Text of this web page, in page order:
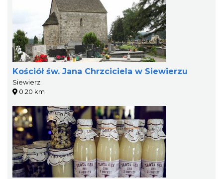
Kościół św. Jana Chrzciciela w Siewierzu
Siewierz
0.20 km